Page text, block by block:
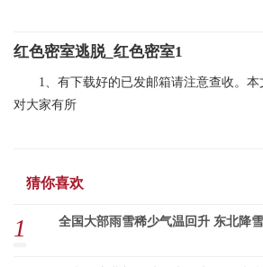
红色密室逃脱_红色密室1
1、有下载好的已发邮箱请注意查收。
对大家有所
猜你喜欢
1 全国大部雨雪稀少气温回升 东北降